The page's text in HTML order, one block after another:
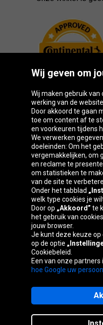
Oponeo-groep
Belgique
Česká
republika
España France
Österreich
Sitemaps
Wij geven om
Wij maken gebruik van
werking van de
Door akkoord te gaan
toe om content af te
en voorkeuren tijdens
We verwerken
doeleinden: Om het
vergemakkelijken, om
en reclame te
om statistieken te
van de site te
Onder het tabblad
welk type cookies je
Door op „Akkoord” te
het gebruik van
jouw browser.
Je kunt deze keuze
op de optie
Cookiebeleid.
Een van onze partners
hoe Google uw